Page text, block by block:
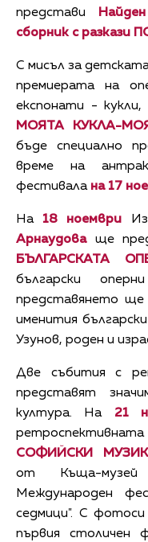
представи
сборник с разкази
С мисъл за
премиерата на
експонати -
МОЯТА КУКЛА-
бъде специално
време на
фестивала на 17
На 18 ноември
Арнаудоваще
БЪЛГАРСКАТА
български
представянето
именития
Узунов, роден и
Две събития с
представят
култура. На 21
СОФИЙСКИ
от Къща-
Международен
седмици". С
първия столичен